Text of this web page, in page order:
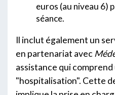
euros (au niveau 6)
séance.
Il inclut également un
en partenariat avec
assistance qui
"hospitalisation". Cette